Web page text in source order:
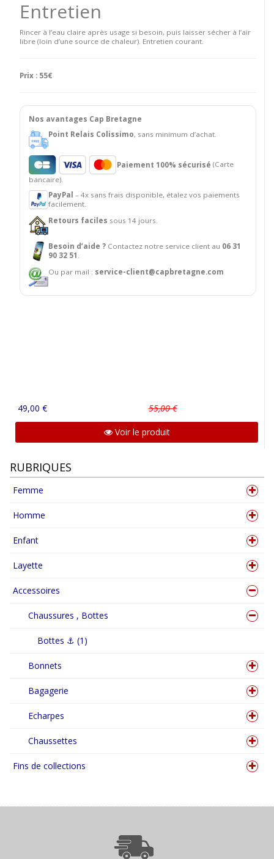
Entretien
Rincer à l’eau claire après usage si besoin, puis laisser sécher à l’air
libre (loin d’une source de chaleur). Entretien courant.
Prix : 55€
Nos avantages Cap Bretagne
Point Relais Colissimo, sans minimum d’achat.
Paiement 100% sécurisé (Carte
bancaire).
PayPal – 4x sans frais disponible, étalez vos paiements
facilement.
Retours faciles sous 14 jours.
Besoin d’aide ? Contactez notre service client au 06 31
90 32 51 .
Ou par mail : service-client@capbretagne.com
49,00 € 55,00 €
Voir le produit
RUBRIQUES
Femme
Homme
Enfant
Layette
Accessoires
Chaussures , Bottes
Bottes ⚓ (1)
Bonnets
Bagagerie
Echarpes
Chaussettes
Fins de collections